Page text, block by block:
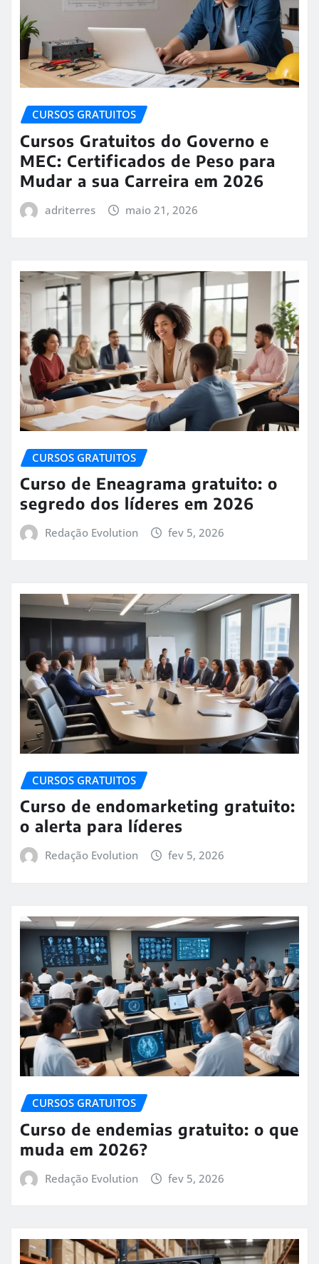
CURSOS GRATUITOS
Cursos Gratuitos do Governo e
MEC: Certificados de Peso para
Mudar a sua Carreira em 2026
adriterres maio 21, 2026
CURSOS GRATUITOS
Curso de Eneagrama gratuito: o
segredo dos líderes em 2026
Redação Evolution fev 5, 2026
CURSOS GRATUITOS
Curso de endomarketing gratuito:
o alerta para líderes
Redação Evolution fev 5, 2026
CURSOS GRATUITOS
Curso de endemias gratuito: o que
muda em 2026?
Redação Evolution fev 5, 2026